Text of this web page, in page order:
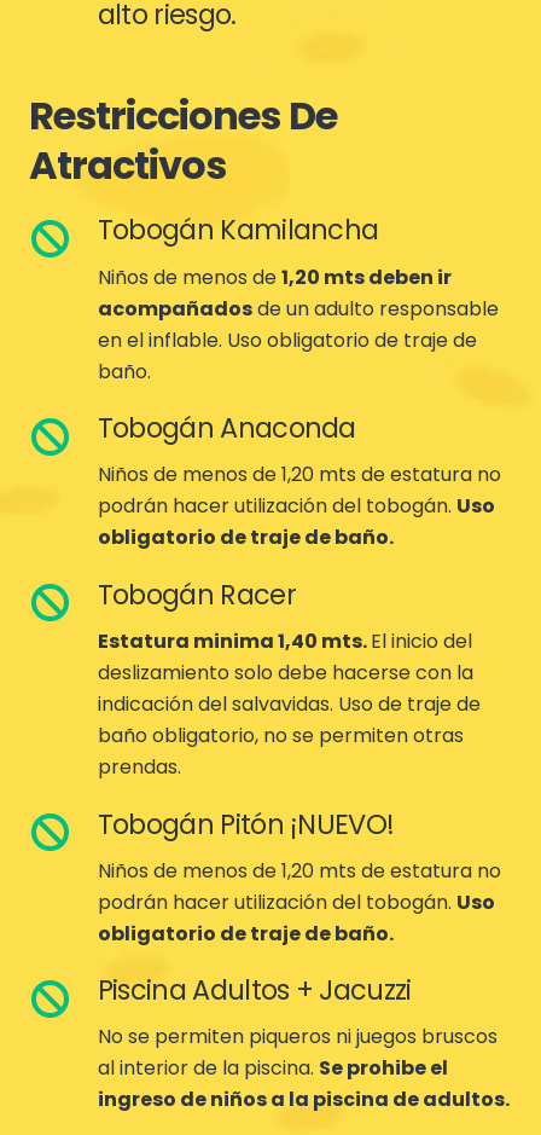
alto riesgo.
Restricciones De
Atractivos
Tobogán Kamilancha
Niños de menos de1,20 mts deben ir
acompañadosde un adulto responsable
en el inflable. Uso obligatorio de traje de
baño.
Tobogán Anaconda
Niños de menos de 1,20 mts de estatura no
podrán hacer utilización del tobogán. Uso
obligatorio de traje de baño.
Tobogán Racer
Estatura minima 1,40 mts.El inicio del
deslizamiento solo debe hacerse con la
indicación del salvavidas. Uso de traje de
baño obligatorio, no se permiten otras
prendas.
Tobogán Pitón ¡NUEVO!
Niños de menos de 1,20 mts de estatura no
podrán hacer utilización del tobogán. Uso
obligatorio de traje de baño.
Piscina Adultos + Jacuzzi
No se permiten piqueros ni juegos bruscos
al interior de la piscina. Se prohibe el
ingreso de niños a la piscina de adultos.